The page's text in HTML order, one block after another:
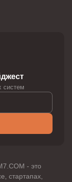
систем
- это
стартапах,